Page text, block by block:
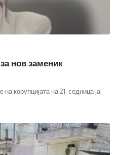
нов заменик
корупцијата на 21. седница ја